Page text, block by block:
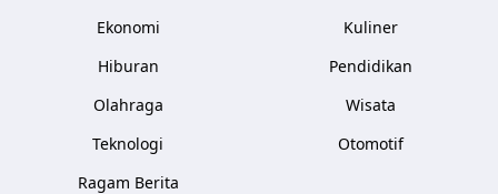
Ekonomi
Hiburan
Olahraga
Teknologi
Ragam Berita
Kuliner
Pendidikan
Wisata
Otomotif